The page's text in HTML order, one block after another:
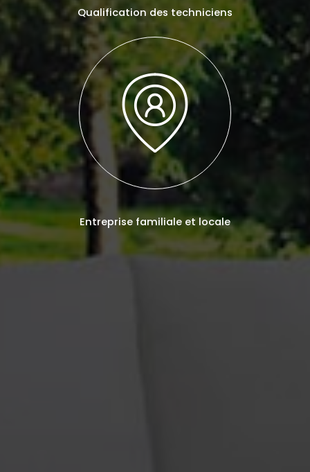
Qualification des techniciens
Entreprise familiale et locale